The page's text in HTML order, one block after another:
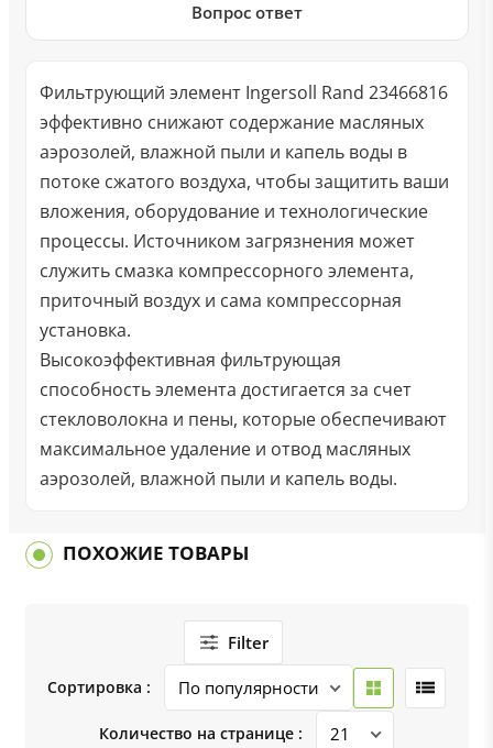
Вопрос ответ
Фильтрующий элемент Ingersoll Rand 23466816
эффективно снижают содержание масляных
аэрозолей, влажной пыли и капель воды в
потоке сжатого воздуха, чтобы защитить ваши
вложения, оборудование и технологические
процессы. Источником загрязнения может
служить смазка компрессорного элемента,
приточный воздух и сама компрессорная
установка.
Высокоэффективная фильтрующая
способность элемента достигается за счет
стекловолокна и пены, которые обеспечивают
максимальное удаление и отвод масляных
аэрозолей, влажной пыли и капель воды.
ПОХОЖИЕ ТОВАРЫ
Filter
Сортировка :
Количество на странице :